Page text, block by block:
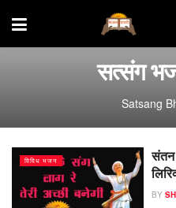
सत्संग
Satsang
विविध भजन
संतन
BY